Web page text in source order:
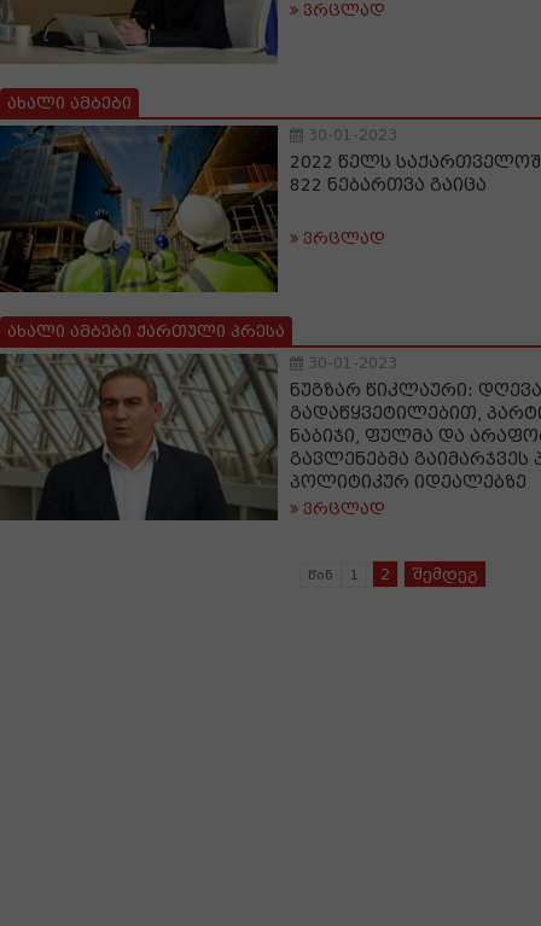
ვრცლად
ახალი ამბები
30-01-2023
2022 წელს
822 ნებართვა გაიცა
ვრცლად
ახალი ამბები ქართული პრესა
30-01-2023
ნუგზარ წიკლაური:
გადაწყვეტილებით,
ნაბიჯი, ფულმა და
გავლენებმა
პოლიტიკურ იდეალებზე
ვრცლად
წინ 1 2 შემდეგ